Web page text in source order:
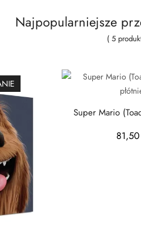
Najpopularniejsze
( 5
Super Mario
81,50